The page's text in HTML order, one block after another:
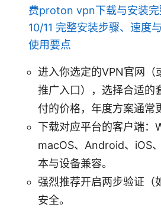
费proton vpn下载与安装
10/11 完整安装步骤、速度
使用要点
进入你选定的VPN官网（
推广入口），选择合适的
付的价格，年度方案通常
下载对应平台的客户端：
macOS、Android、iOS
本与设备兼容。
强烈推荐开启两步验证（
安全。